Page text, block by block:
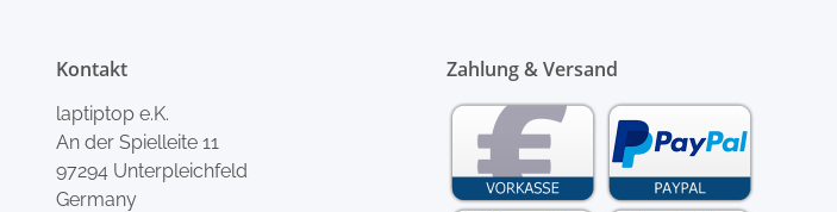
Kontakt
laptiptop e.K.
An der Spielleite 11
97294 Unterpleichfeld
Germany
Zahlung & Versand